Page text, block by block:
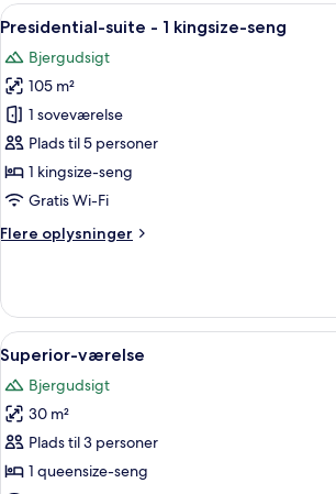
Indlæs
alle
billeder
af
Presidential-
suite
-
1
seng
En
5
Presidential-suite - 1 kingsize-seng
Bjergudsigt
105 m²
1 soveværelse
Plads til 5 personer
1 kingsize-seng
Gratis Wi-Fi
Flere oplysninger
Flere
suite
1
kingsize-
seng
Indlæs
alle
billeder
af
Superior-
værelse
Et moderne
4
Superior-værelse
Bjergudsigt
30 m²
Plads til 3 personer
1 queensize-seng